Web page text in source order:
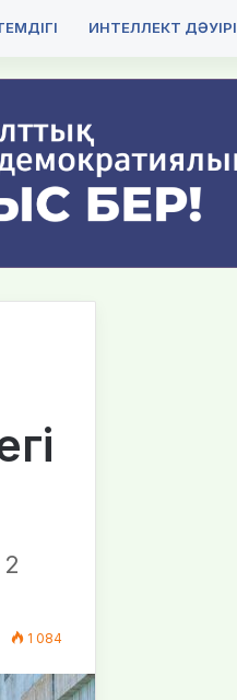
ИНТЕЛЛЕКТ ДӘУІРІ
1 084